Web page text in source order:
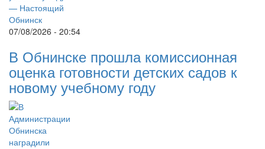
07/08/2026 - 20:54
В Обнинске прошла комиссионная
оценка готовности детских садов к
новому учебному году